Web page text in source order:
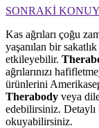
SONRAKİ
Kas ağrıları çoğu
yaşanılan bir
etkileyebilir.
ağrılarınızı
ürünlerini
Therabody veya
edebilirsiniz. Detaylı
okuyabilirsiniz.